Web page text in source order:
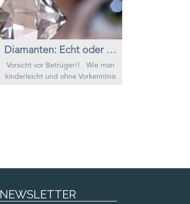
ücksbringer oder Investment, eine
Anleitung finden. Beschäftigen w
ir uns mit de...
Diamanten: Echt oder falsch?
Vorsicht vor Betrüger!! Wie man
kinderleicht und ohne Vorkenntnis
eibung angeboten werden. Diese
NEWSLETTER